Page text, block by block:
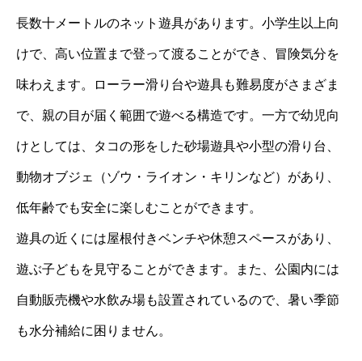
長数十メートルのネット遊具があります。小学生以上向
けで、高い位置まで登って渡ることができ、冒険気分を
味わえます。ローラー滑り台や遊具も難易度がさまざま
で、親の目が届く範囲で遊べる構造です。一方で幼児向
けとしては、タコの形をした砂場遊具や小型の滑り台、
動物オブジェ（ゾウ・ライオン・キリンなど）があり、
低年齢でも安全に楽しむことができます。
遊具の近くには屋根付きベンチや休憩スペースがあり、
遊ぶ子どもを見守ることができます。また、公園内には
自動販売機や水飲み場も設置されているので、暑い季節
も水分補給に困りません。